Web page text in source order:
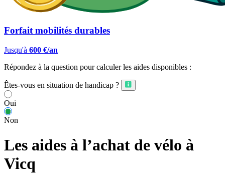
Forfait mobilités durables
Jusqu'à 600 €/an
Répondez à la question pour calculer les aides disponibles :
Êtes-vous en situation de handicap ?
Oui
Non
Les aides à l’achat de vélo à
Vicq